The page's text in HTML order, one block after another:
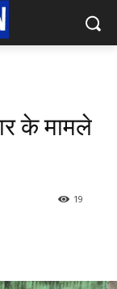
के मामले
19